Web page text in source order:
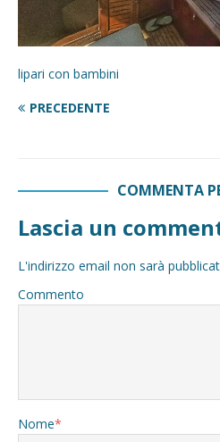
lipari con bambini
PRECEDENTE
COMMENTA
Lascia un
L'indirizzo email non sarà
Commento
Nome*